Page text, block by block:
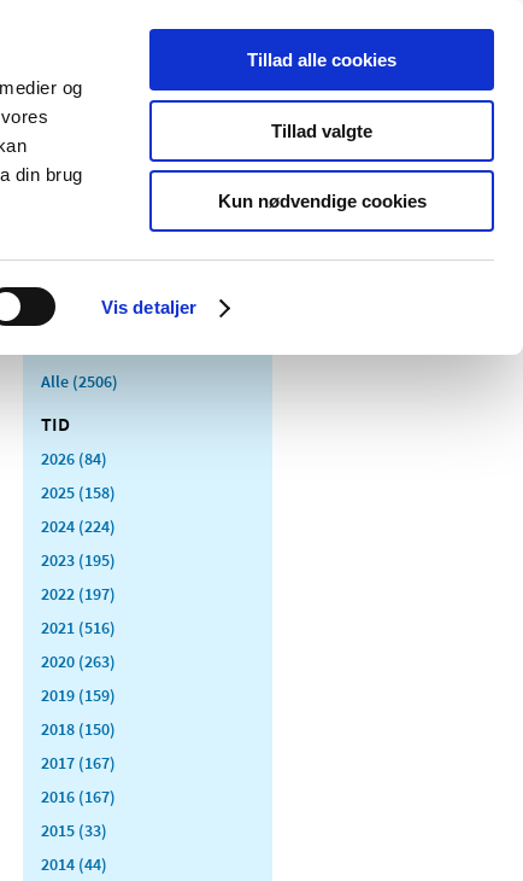
og
din brug
Vis detaljer
Tillad alle cookies
Tillad valgte
Kun nødvendige cookies
Særlige
produktområder
Alle (2506)
TID
2026 (84)
2025 (158)
2024 (224)
2023 (195)
2022 (197)
2021 (516)
2020 (263)
2019 (159)
2018 (150)
2017 (167)
2016 (167)
2015 (33)
2014 (44)